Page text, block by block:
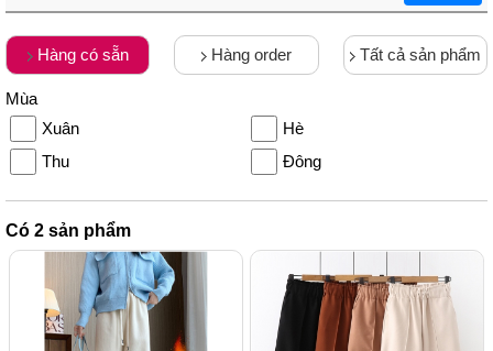
Hàng có sẵn Hàng order Tất cả sản phẩm
Mùa
Xuân
Hè
Thu
Đông
Có 2 sản phẩm